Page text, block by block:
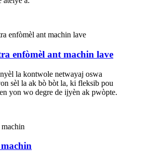
enfòmèl ant machin lave
la kontwole netwayaj oswa
sèl la ak bò bòt la, ki fleksib pou
yon wo degre de ijyèn ak pwòpte.